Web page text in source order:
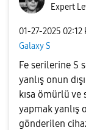
Expert
‎01-27-2025 02:12
Galaxy S
Fe serilerine S
yanlış onun
kısa ömürlü
yapmak yanlış
gönderilen